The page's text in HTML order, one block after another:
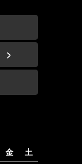
金 土